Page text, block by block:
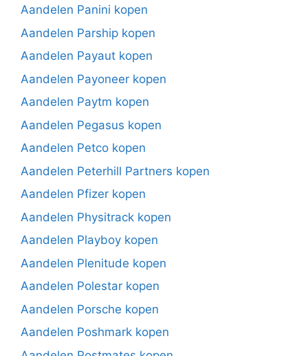
Aandelen Panini kopen
Aandelen Parship kopen
Aandelen Payaut kopen
Aandelen Payoneer kopen
Aandelen Paytm kopen
Aandelen Pegasus kopen
Aandelen Petco kopen
Aandelen Peterhill Partners kopen
Aandelen Pfizer kopen
Aandelen Physitrack kopen
Aandelen Playboy kopen
Aandelen Plenitude kopen
Aandelen Polestar kopen
Aandelen Porsche kopen
Aandelen Poshmark kopen